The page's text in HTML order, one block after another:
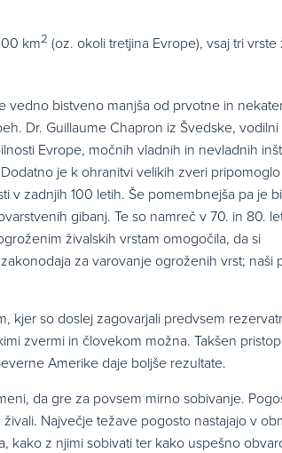
km2 (oz. okoli tretjina Evrope), vsaj tri vrste
vedno bistveno manjša od prvotne in
Dr. Guillaume Chapron iz Švedske,
Evrope, močnih vladnih in nevladnih
je k ohranitvi velikih zveri
v zadnjih 100 letih. Še pomembnejša pa je
gibanj. Te so namreč v 70. in 80.
živalskih vrstam omogočila, da si
za varovanje ogroženih vrst; naši
kjer so doslej zagovarjali predvsem
zvermi in človekom možna. Takšen
Amerike daje boljše rezultate.
da gre za povsem mirno sobivanje.
Največje težave pogosto nastajajo v
kako z njimi sobivati ter kako uspešno